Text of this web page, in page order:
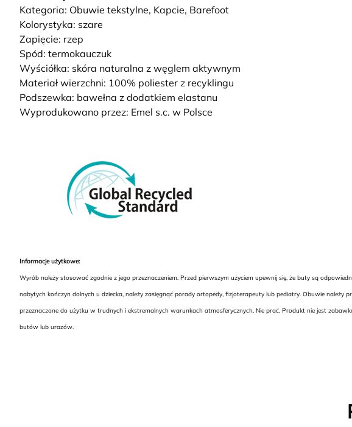
Kategoria: Obuwie tekstylne, Kapcie, Barefoot
Kolorystyka: szare
Zapięcie: rzep
Spód: termokauczuk
Wyściółka: skóra naturalna z węglem aktywnym
Materiał wierzchni: 100% poliester z recyklingu
Podszewka: bawełna z dodatkiem elastanu
Wyprodukowano przez: Emel s.c. w Polsce
Informacje użytkowe:
Wyrób należy stosować zgodnie z jego przeznaczeniem. Przed pierwszym użyciem upewnij się, że buty są
nabytych kończyn dolnych u dziecka, należy zasięgnąć porady ortopedy, fizjoterapeuty lub pediatry. Obuwie należy
przeznaczone do użytku w trudnych i ekstremalnych warunkach atmosferycznych. Nie prać. Produkt nie jest
butów lub urazów.